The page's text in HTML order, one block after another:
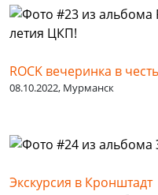
ROCK вечеринка в
08.10.2022, Мурманск
Экскурсия в Кронштадт